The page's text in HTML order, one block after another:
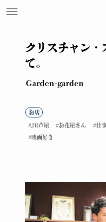
クリスチャン・
て。
Garden-garden
お店
JR芦屋 お花屋さん 仕
映画好き